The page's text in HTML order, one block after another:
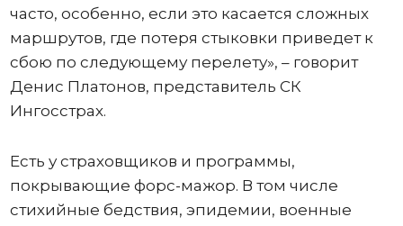
часто, особенно, если это касается сложных
маршрутов, где потеря стыковки приведет к
сбою по следующему перелету», – говорит
Денис Платонов, представитель СК
Ингосстрах.
Есть у страховщиков и программы,
покрывающие форс-мажор. В том числе
стихийные бедствия, эпидемии, военные